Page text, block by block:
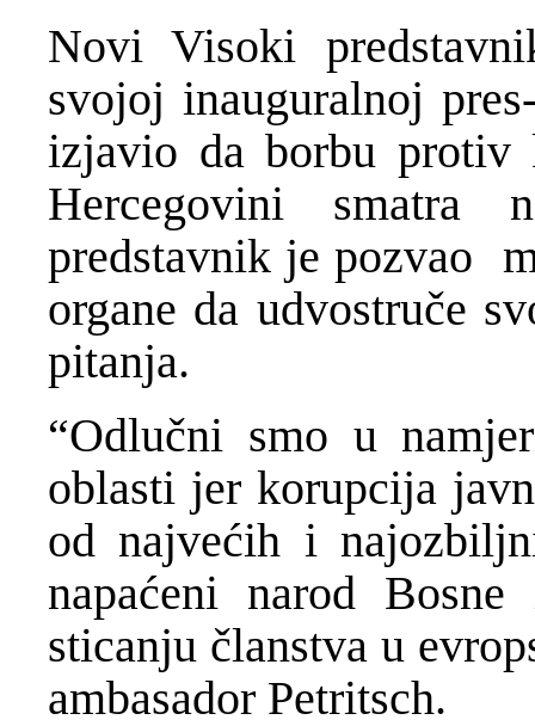
Novi Visoki
svojoj inauguralnoj
izjavio da borbu
Hercegovini smatra
predstavnik je pozvao
organe da udvostruče
pitanja.
“Odlučni smo u
oblasti jer korupcija
od najvećih i
napaćeni narod
sticanju članstva u
ambasador Petritsch.